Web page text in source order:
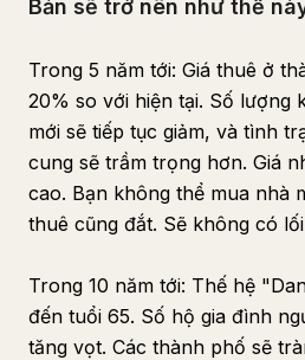
Bản sẽ trở nên như thế
Trong 5 năm tới: Giá thuê ở
20% so với hiện tại. Số lượng
mới sẽ tiếp tục giảm, và tình
cung sẽ trầm trọng hơn. Giá
cao. Bạn không thể mua nhà
thuê cũng đắt. Sẽ không có
Trong 10 năm tới: Thế hệ
đến tuổi 65. Số hộ gia đình
tăng vọt. Các thành phố sẽ